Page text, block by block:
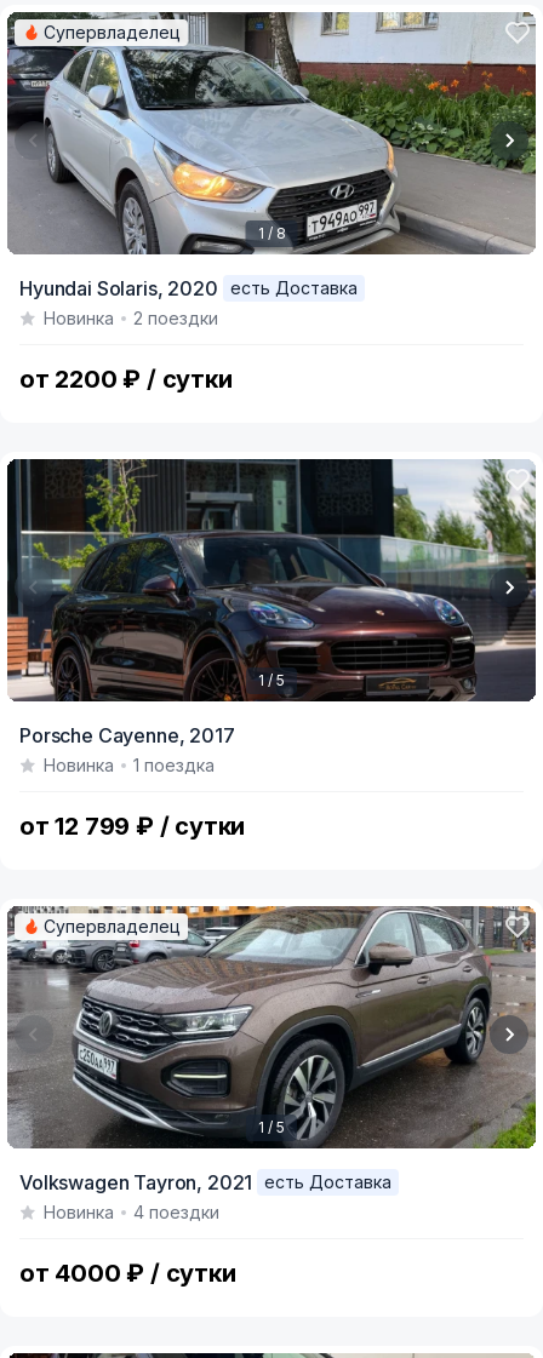
of
Супервладелец
1 / 8
Hyundai Solaris, 2020
есть Доставка
Новинка
2 поездки
от 2200 ₽ / сутки
of
1 / 5
Porsche Cayenne, 2017
Новинка 1 поездка
от 12 799 ₽ / сутки
of
Супервладелец
1 / 5
Volkswagen Tayron, 2021
есть Доставка
Новинка
4 поездки
от 4000 ₽ / сутки